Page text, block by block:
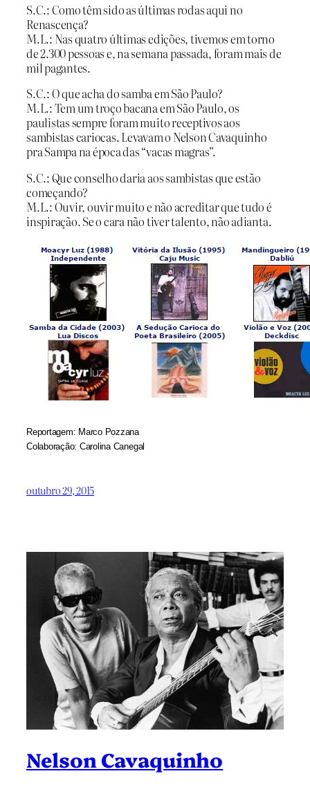
S.C.: Como têm sido as últimas rodas aqui no
Renascença?
M.L.: Nas quatro últimas edições, tivemos em torno
de 2.300 pessoas e, na semana passada, foram mais de
mil pagantes.
S.C.: O que acha do samba em São Paulo?
M.L.: Tem um troço bacana em São Paulo, os
paulistas sempre foram muito receptivos aos
sambistas cariocas. Levavam o Nelson Cavaquinho
pra Sampa na época das “vacas magras”.
S.C.: Que conselho daria aos sambistas que estão
começando?
M.L.: Ouvir, ouvir muito e não acreditar que tudo é
inspiração. Se o cara não tiver talento, não adianta.
Reportagem: Marco Pozzana
Colaboração: Carolina Canegal
outubro 29, 2015
Nelson Cavaquinho